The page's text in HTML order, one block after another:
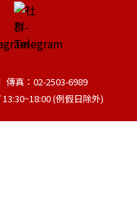
傳真：02-2503-6989
(例假日除外)